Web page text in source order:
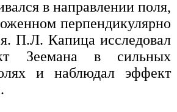
в направлении поля,
перпендикулярно
П.Л. Капица исследовал
Зеемана в сильных
и наблюдал эффект